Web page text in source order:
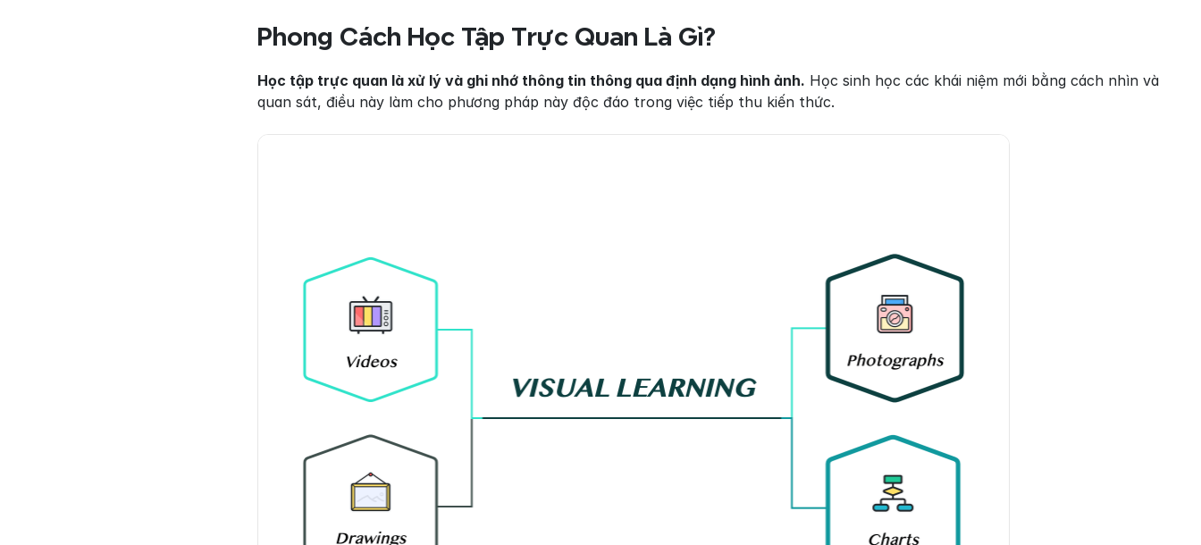
Phong Cách Học Tập Trực Quan Là Gì?
Học tập trực quan là xử lý và ghi nhớ thông tin thông qua định dạng hình ảnh. Học sinh học các khái niệm mới bằng cách nhìn và
quan sát, điều này làm cho phương pháp này độc đáo trong việc tiếp thu kiến thức.